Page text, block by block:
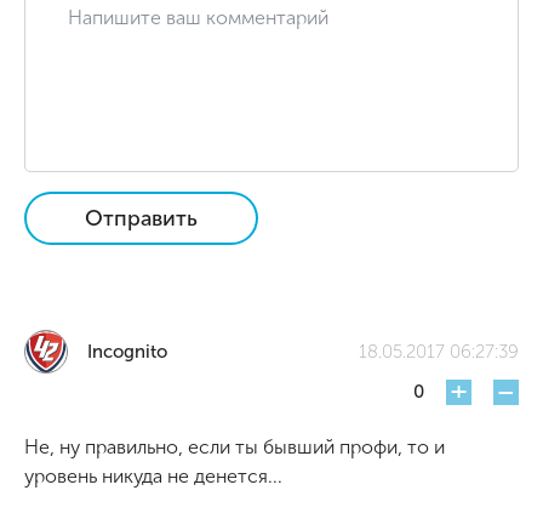
Отправить
Incognito
18.05.2017 06:27:39
0
+ -
Не, ну правильно, если ты бывший профи, то и
уровень никуда не денется...